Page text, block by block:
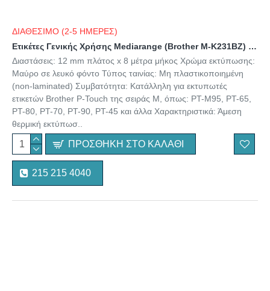
ΔΙΑΘΕΣΙΜΟ (2-5 ΗΜΕΡΕΣ)
Ετικέτες Γενικής Χρήσης Mediarange (Brother M-K231BZ) 12mm, 8m, Laminated and Permanent Adhesive, Black on White (MRBMK231)
Διαστάσεις: 12 mm πλάτος x 8 μέτρα μήκος Χρώμα εκτύπωσης:
Μαύρο σε λευκό φόντο Τύπος ταινίας: Μη πλαστικοποιημένη
(non-laminated) Συμβατότητα: Κατάλληλη για εκτυπωτές
ετικετών Brother P-Touch της σειράς M, όπως: PT-M95, PT-65,
PT-80, PT-70, PT-90, PT-45 και άλλα Χαρακτηριστικά: Άμεση
θερμική εκτύπωσ..
ΠΡΟΣΘΉΚΗ ΣΤΟ ΚΑΛΆΘΙ
215 215 4040